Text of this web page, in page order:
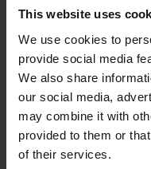
This website uses
We use cookies to
provide social media
We also share
our social media,
may combine it with
provided to them or
of their services.
meer dan 10% in en
een van de armste
Het land heeft te
spanningen.
Een